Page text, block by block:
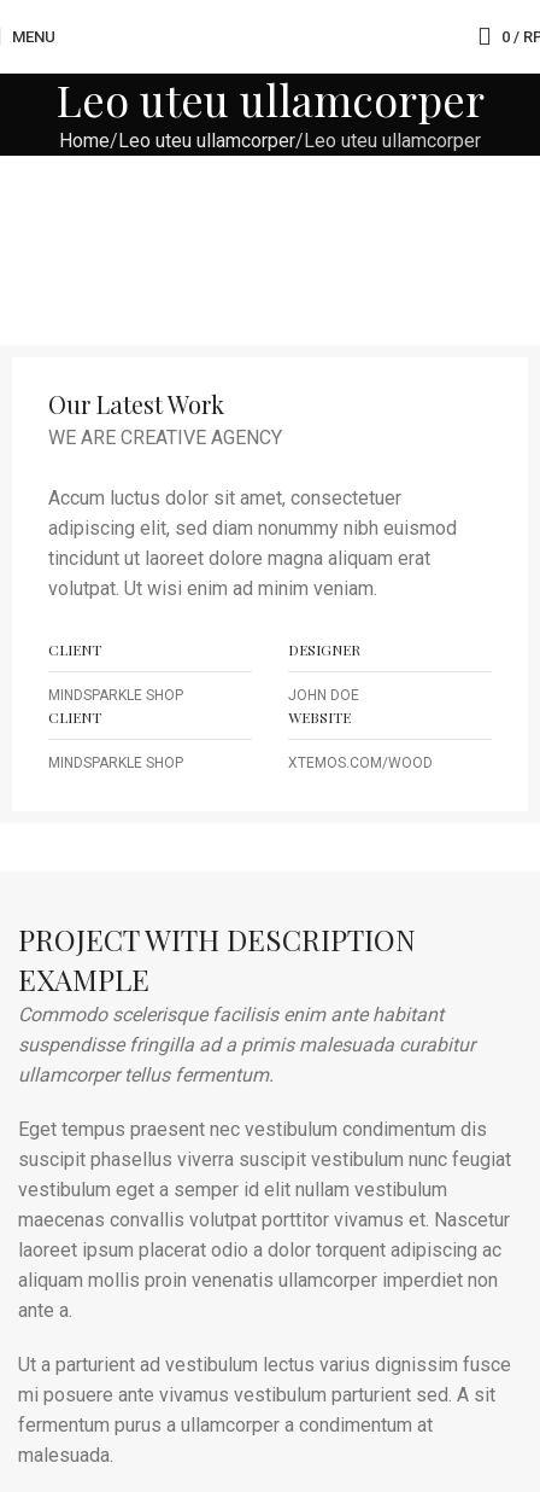
MENU 0 /
Leo uteu ullamcorper
Home Leo uteu ullamcorper Leo uteu ullamcorper
Our Latest Work
WE ARE CREATIVE AGENCY
Accum luctus dolor sit amet, consectetuer
adipiscing elit, sed diam nonummy nibh euismod
tincidunt ut laoreet dolore magna aliquam erat
volutpat. Ut wisi enim ad minim veniam.
CLIENT
MINDSPARKLE SHOP
DESIGNER
JOHN DOE
CLIENT
MINDSPARKLE SHOP
WEBSITE
XTEMOS.COM/WOOD
PROJECT WITH DESCRIPTION
EXAMPLE
Commodo scelerisque facilisis enim ante habitant
suspendisse fringilla ad a primis malesuada curabitur
ullamcorper tellus fermentum.
Eget tempus praesent nec vestibulum condimentum dis
suscipit phasellus viverra suscipit vestibulum nunc feugiat
vestibulum eget a semper id elit nullam vestibulum
maecenas convallis volutpat porttitor vivamus et. Nascetur
laoreet ipsum placerat odio a dolor torquent adipiscing ac
aliquam mollis proin venenatis ullamcorper imperdiet non
ante a.
Ut a parturient ad vestibulum lectus varius dignissim fusce
mi posuere ante vivamus vestibulum parturient sed. A sit
fermentum purus a ullamcorper a condimentum at
malesuada.